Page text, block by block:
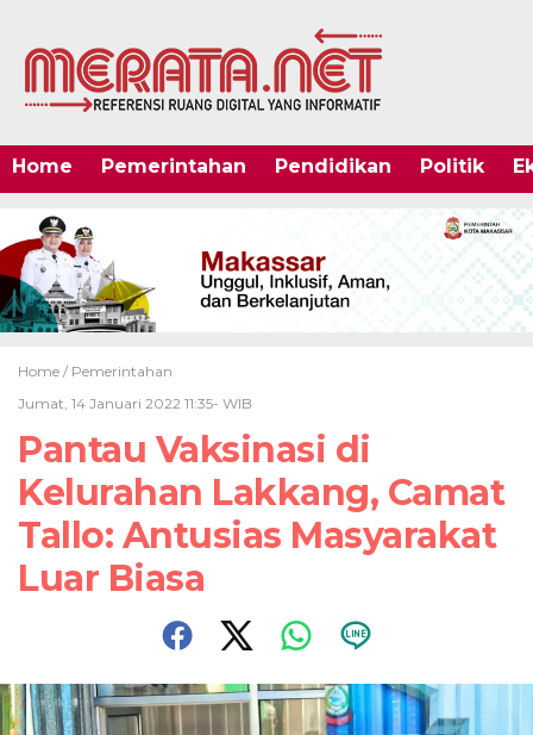
Home Pemerintahan Pendidikan Politik
Home / Pemerintahan
Jumat, 14 Januari 2022 11:35- WIB
Pantau Vaksinasi di
Kelurahan Lakkang, Camat
Tallo: Antusias Masyarakat
Luar Biasa